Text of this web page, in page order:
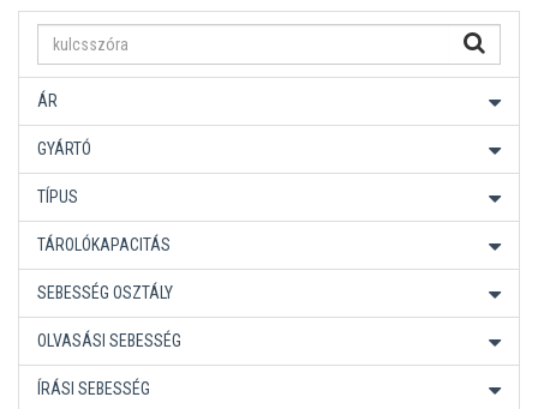
ÁR
GYÁRTÓ
TÍPUS
TÁROLÓKAPACITÁS
SEBESSÉG OSZTÁLY
OLVASÁSI SEBESSÉG
ÍRÁSI SEBESSÉG